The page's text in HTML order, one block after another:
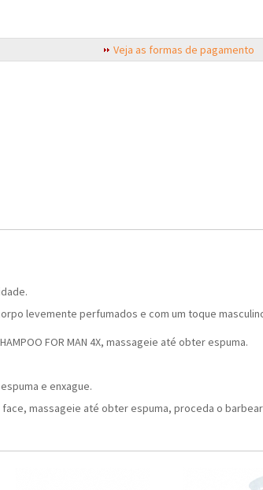
Veja as formas de pagamento
levemente perfumados e com um toque
FOR MAN 4X, massageie até obter espuma.
e enxague.
face, massageie até obter espuma, proceda o